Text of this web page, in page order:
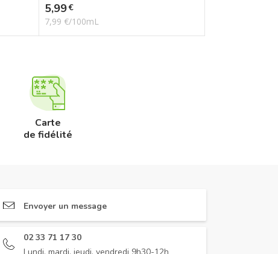
Prix
5,99€
7,99 €/100mL
Carte
de fidélité
Envoyer un message
02 33 71 17 30